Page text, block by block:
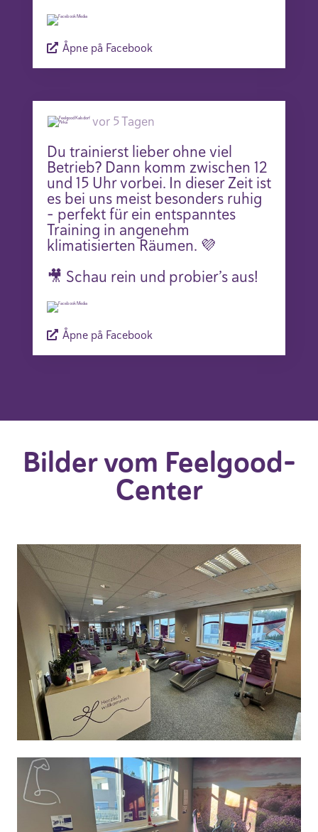
Åpne på Facebook
vor 5 Tagen
Du trainierst lieber ohne viel
Betrieb? Dann komm zwischen 12
und 15 Uhr vorbei. In dieser Zeit ist
es bei uns meist besonders ruhig
– perfekt für ein entspanntes
Training in angenehm
klimatisierten Räumen. 💜
🎥 Schau rein und probier’s aus!
Åpne på Facebook
Bilder vom Feelgood-
Center